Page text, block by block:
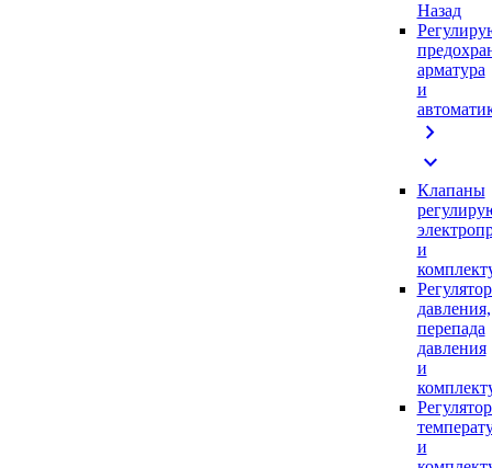
Назад
арматура
и
chevron_right
expand_more
Клапаны
и
давления,
перепада
давления
и
и